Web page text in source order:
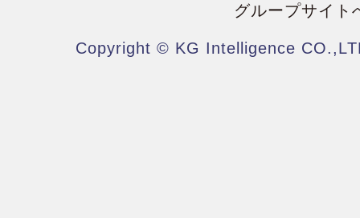
グループサイト
Copyright © KG Intelligence